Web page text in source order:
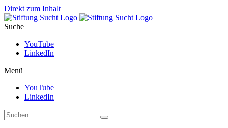
Direkt zum Inhalt
Suche
YouTube
LinkedIn
Menü
YouTube
LinkedIn